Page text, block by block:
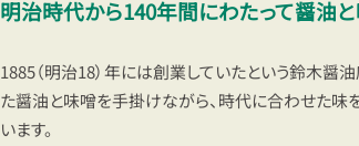
明治時代から140年間にわたって醤油
1885（明治18）年には創業していたという鈴木醤
た醤油と味噌を手掛けながら、時代に合わせた味
います。